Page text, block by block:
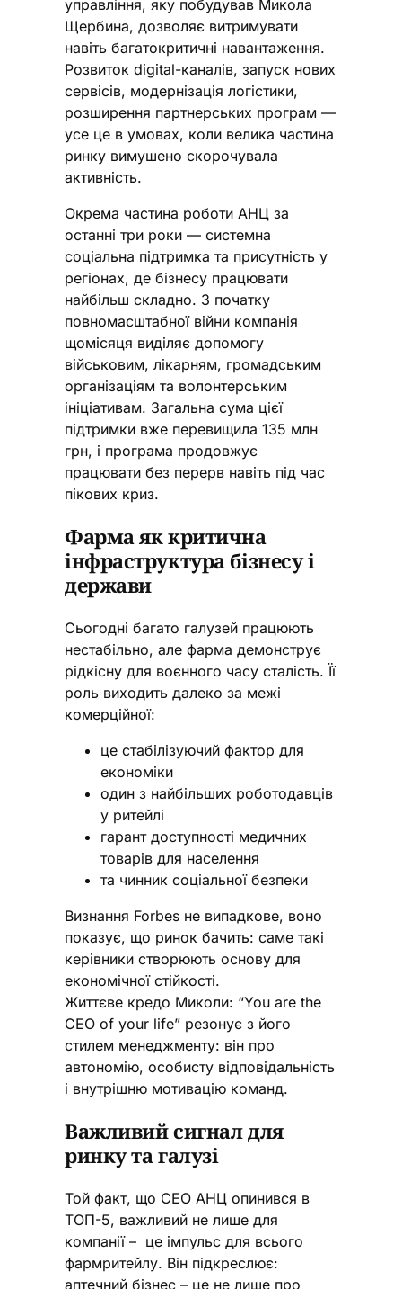
управління, яку побудував Микола
Щербина, дозволяє витримувати
навіть багатокритичні навантаження.
Розвиток digital-каналів, запуск нових
сервісів, модернізація логістики,
розширення партнерських програм —
усе це в умовах, коли велика частина
ринку вимушено скорочувала
активність.
Окрема частина роботи АНЦ за
останні три роки — системна
соціальна підтримка та присутність у
регіонах, де бізнесу працювати
найбільш складно. З початку
повномасштабної війни компанія
щомісяця виділяє допомогу
військовим, лікарням, громадським
організаціям та волонтерським
ініціативам. Загальна сума цієї
підтримки вже перевищила 135 млн
грн, і програма продовжує
працювати без перерв навіть під час
пікових криз.
Фарма як критична
інфраструктура бізнесу і
держави
Сьогодні багато галузей працюють
нестабільно, але фарма демонструє
рідкісну для воєнного часу сталість. Її
роль виходить далеко за межі
комерційної:
це стабілізуючий фактор для
економіки
один з найбільших роботодавців
у ритейлі
гарант доступності медичних
товарів для населення
та чинник соціальної безпеки
Визнання Forbes не випадкове, воно
показує, що ринок бачить: саме такі
керівники створюють основу для
економічної стійкості.
Життєве кредо Миколи: “You are the
CEO of your life” резонує з його
стилем менеджменту: він про
автономію, особисту відповідальність
і внутрішню мотивацію команд.
Важливий сигнал для
ринку та галузі
Той факт, що СЕО АНЦ опинився в
ТОП-5, важливий не лише для
компанії – це імпульс для всього
фармритейлу. Він підкреслює:
аптечний бізнес – це не лише про